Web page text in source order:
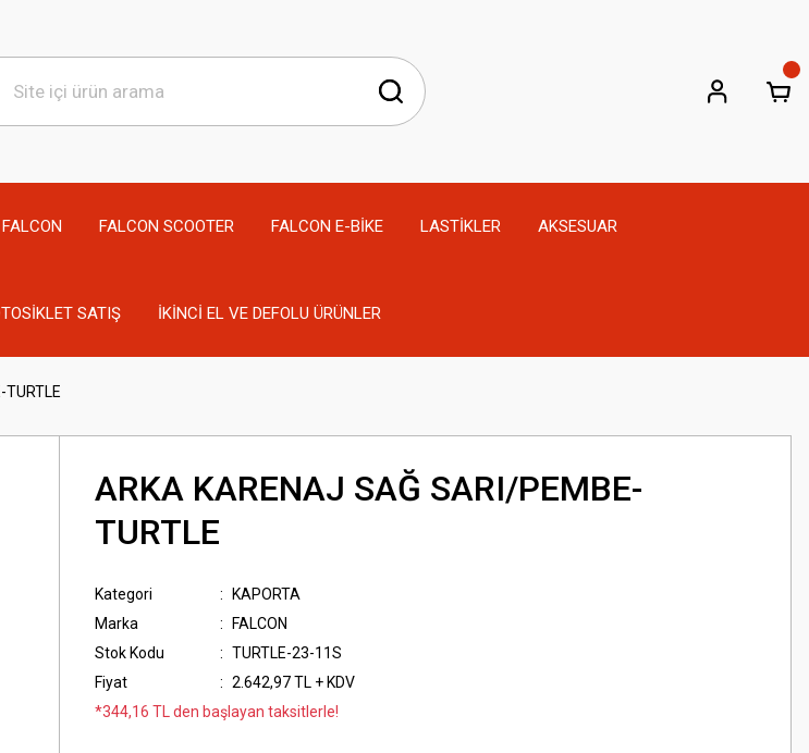
FALCON FALCON SCOOTER FALCON E-BİKE LASTİKLER AKSESUAR
SATIŞ İKİNCİ EL VE DEFOLU ÜRÜNLER
ARKA KARENAJ SAĞ SARI/PEMBE-
TURTLE
Kategori
KAPORTA
Marka
FALCON
Stok Kodu
TURTLE-23-11S
Fiyat
2.642,97 TL + KDV
*344,16 TL den başlayan taksitlerle!